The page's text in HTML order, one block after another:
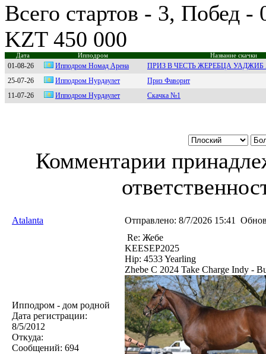
Всего стартов - 3, Побед
KZT 450 000
Дата Ипподром Название скачки
01-08-26 Ипподpом Hомaд Аpeнa
ПРИЗ В ЧЕСТЬ ЖЕРЕБЦА
25-07-26
Иппoдpoм Нуpдaулeт
Приз Фаворит
11-07-26
Иппoдрoм Hурдaулет Скачка №1
Комментарии
Atalanta Отправлено: 8/7/2026 15:41
Ипподром - дом родной
Дата регистрации:
8/5/2012
Откуда:
Сообщений: 694
Re: Жебе
KEESEP2025
Hip: 4533 Yearling
Zhebe C 2024 Take Charge Indy -